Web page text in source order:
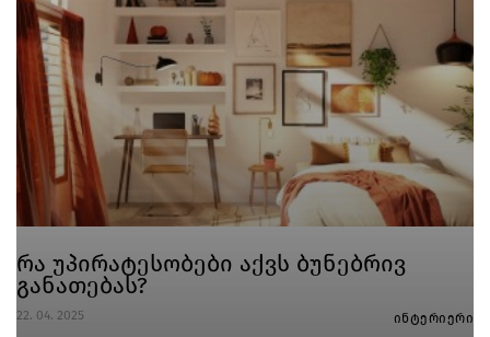
რა უპირატესობები აქვს ბუნებრივ
განათებას?
22. 04. 2025 ინტერიერი